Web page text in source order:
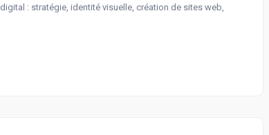
: stratégie, identité visuelle, création de sites web,